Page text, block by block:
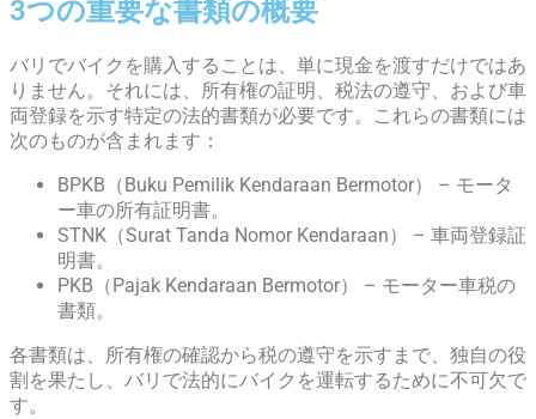
3つの重要な書類の概要
バリでバイクを購入することは、単に現金を渡すだけではあ
りません。それには、所有権の証明、税法の遵守、および車
両登録を示す特定の法的書類が必要です。これらの書類には
次のものが含まれます：
BPKB（Buku Pemilik Kendaraan Bermotor） – モータ
ー車の所有証明書。
STNK（Surat Tanda Nomor Kendaraan） – 車両登録証
明書。
PKB（Pajak Kendaraan Bermotor） – モーター車税の
書類。
各書類は、所有権の確認から税の遵守を示すまで、独自の役
割を果たし、バリで法的にバイクを運転するために不可欠で
す。